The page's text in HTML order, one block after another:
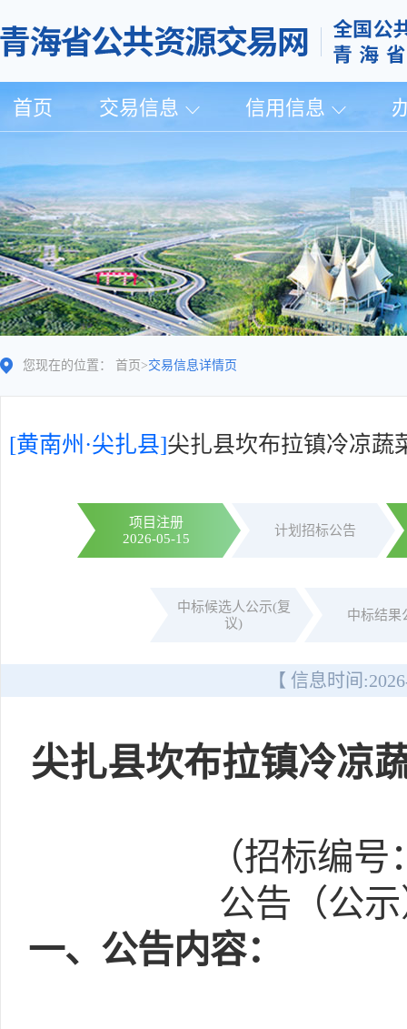
首页 交易信息 信用信息
您现在的位置： 首页 >交易信息详情页
[黄南州·尖扎县]尖扎县坎布拉镇冷凉蔬
项目注册
2026-05-15
计划招标公告
中标候选人公示(复
议)
中标结果
【 信息时间:
尖扎县坎布拉镇冷凉
（招标编号
公告（公
一、公告内容：